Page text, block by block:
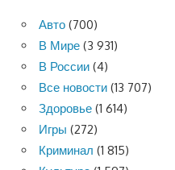
Авто (700)
В Мире (3 931)
В России (4)
Все новости (13 707)
Здоровье (1 614)
Игры (272)
Криминал (1 815)